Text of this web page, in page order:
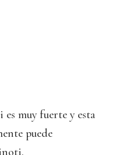
muy fuerte y esta
puede